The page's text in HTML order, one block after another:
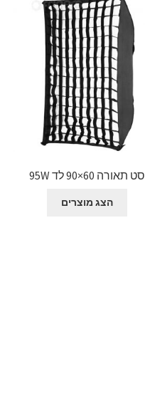
סט תאורה 60×90 לד 95W
הצג מוצרים